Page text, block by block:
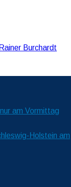
Burchardt
am Vormittag
Holstein am